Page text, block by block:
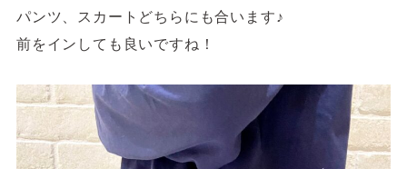
パンツ、スカートどちらにも合います♪
前をインしても良いですね！